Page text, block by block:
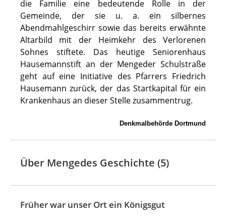
die Familie eine bedeutende Rolle in der
Gemeinde, der sie u. a. ein silbernes
Abendmahlgeschirr sowie das bereits erwähnte
Altarbild mit der Heimkehr des Verlorenen
Sohnes stiftete. Das heutige Seniorenhaus
Hausemannstift an der Mengeder Schulstraße
geht auf eine Initiative des Pfarrers Friedrich
Hausemann zurück, der das Startkapital für ein
Krankenhaus an dieser Stelle zusammentrug.
Denkmalbehörde Dortmund
Über Mengedes Geschichte (5)
Früher war unser Ort ein Königsgut